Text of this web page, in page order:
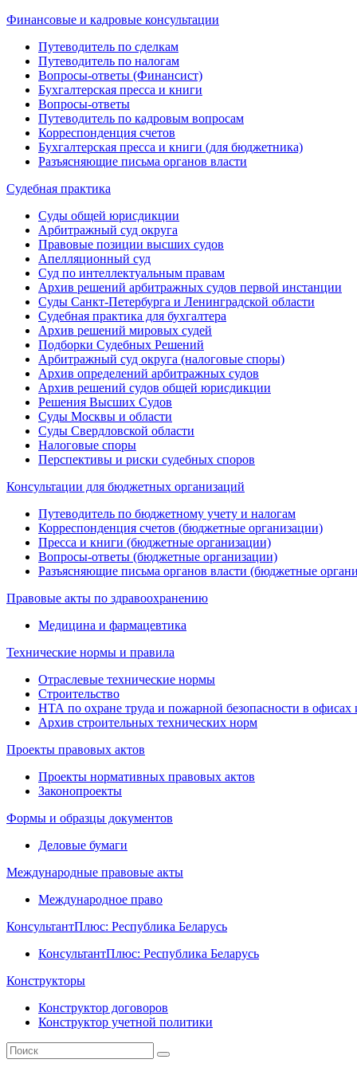
Финансовые и кадровые консультации
Путеводитель по сделкам
Путеводитель по налогам
Вопросы-ответы (Финансист)
Бухгалтерская пресса и книги
Вопросы-ответы
Путеводитель по кадровым вопросам
Корреспонденция счетов
Бухгалтерская пресса и книги (для бюджетника)
Разъясняющие письма органов власти
Судебная практика
Суды общей юрисдикции
Арбитражный суд округа
Правовые позиции высших судов
Апелляционный суд
Суд по интеллектуальным правам
Архив решений арбитражных судов первой инстанции
Суды Санкт-Петербурга и Ленинградской области
Судебная практика для бухгалтера
Архив решений мировых судей
Подборки Судебных Решений
Арбитражный суд округа (налоговые споры)
Архив определений арбитражных судов
Архив решений судов общей юрисдикции
Решения Высших Судов
Суды Москвы и области
Суды Свердловской области
Налоговые споры
Перспективы и риски судебных споров
Консультации для бюджетных организаций
Путеводитель по бюджетному учету и налогам
Корреспонденция счетов (бюджетные организации)
Пресса и книги (бюджетные организации)
Вопросы-ответы (бюджетные организации)
Разъясняющие письма органов власти (бюджетные
Правовые акты по здравоохранению
Медицина и фармацевтика
Технические нормы и правила
Отраслевые технические нормы
Строительство
НТА по охране труда и пожарной безопасности в
Архив строительных технических норм
Проекты правовых актов
Проекты нормативных правовых актов
Законопроекты
Формы и образцы документов
Деловые бумаги
Международные правовые акты
Международное право
КонсультантПлюс: Республика Беларусь
КонсультантПлюс: Республика Беларусь
Конструкторы
Конструктор договоров
Конструктор учетной политики